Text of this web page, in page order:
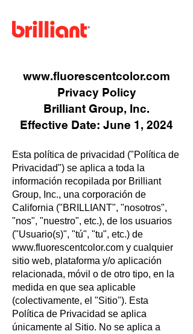
www.fluorescentcolor.com
Privacy Policy
Brilliant Group, Inc.
Effective Date: June 1, 2024
Esta política de privacidad ("Política de
Privacidad") se aplica a toda la
información recopilada por Brilliant
Group, Inc., una corporación de
California ("BRILLIANT", "nosotros",
"nos", "nuestro", etc.), de los usuarios
("Usuario(s)", "tú", "tu", etc.) de
www.fluorescentcolor.com y cualquier
sitio web, plataforma y/o aplicación
relacionada, móvil o de otro tipo, en la
medida en que sea aplicable
(colectivamente, el "Sitio"). Esta
Política de Privacidad se aplica
únicamente al Sitio. No se aplica a